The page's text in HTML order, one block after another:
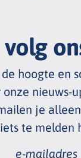
volg
hoogte en
onze nieuws-
je
iets te melden